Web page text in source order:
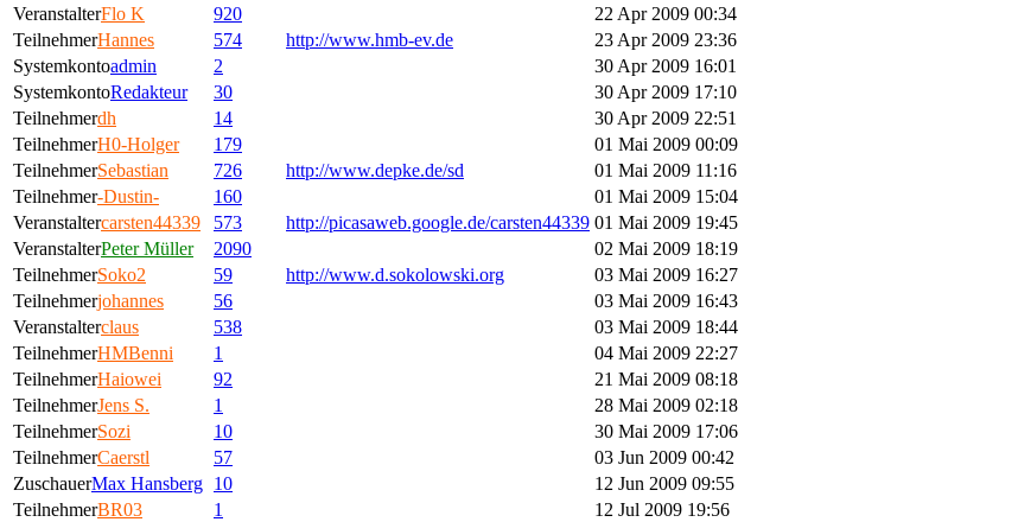
VeranstalterFlo K 920
22 Apr 2009 00:34
TeilnehmerHannes 574 http://www.hmb-ev.de
23 Apr 2009 23:36
Systemkontoadmin 2
30 Apr 2009 16:01
SystemkontoRedakteur 30
30 Apr 2009 17:10
Teilnehmerdh 14
30 Apr 2009 22:51
TeilnehmerH0-Holger 179
01 Mai 2009 00:09
TeilnehmerSebastian 726 http://www.depke.de/sd
01 Mai 2009 11:16
Teilnehmer-Dustin- 160
01 Mai 2009 15:04
Veranstaltercarsten44339 573 http://picasaweb.google.de/carsten44339 01 Mai 2009 19:45
VeranstalterPeter Müller 2090
02 Mai 2009 18:19
TeilnehmerSoko2 59 http://www.d.sokolowski.org
03 Mai 2009 16:27
Teilnehmerjohannes 56
03 Mai 2009 16:43
Veranstalterclaus 538
03 Mai 2009 18:44
TeilnehmerHMBenni 1
04 Mai 2009 22:27
TeilnehmerHaiowei 92
21 Mai 2009 08:18
TeilnehmerJens S. 1
28 Mai 2009 02:18
TeilnehmerSozi 10
30 Mai 2009 17:06
TeilnehmerCaerstl 57
03 Jun 2009 00:42
ZuschauerMax Hansberg 10
12 Jun 2009 09:55
TeilnehmerBR03 1
12 Jul 2009 19:56